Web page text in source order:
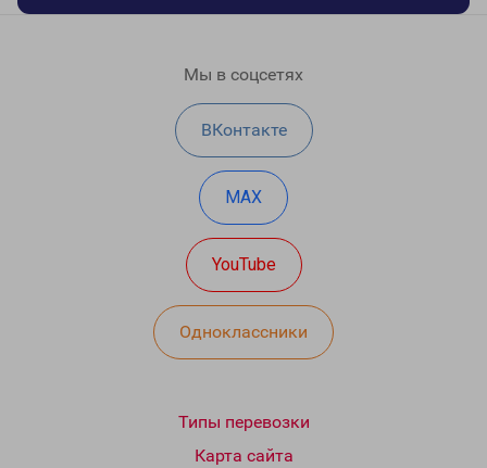
Мы в соцсетях
ВКонтакте
MAX
YouTube
Одноклассники
Типы перевозки
Карта сайта